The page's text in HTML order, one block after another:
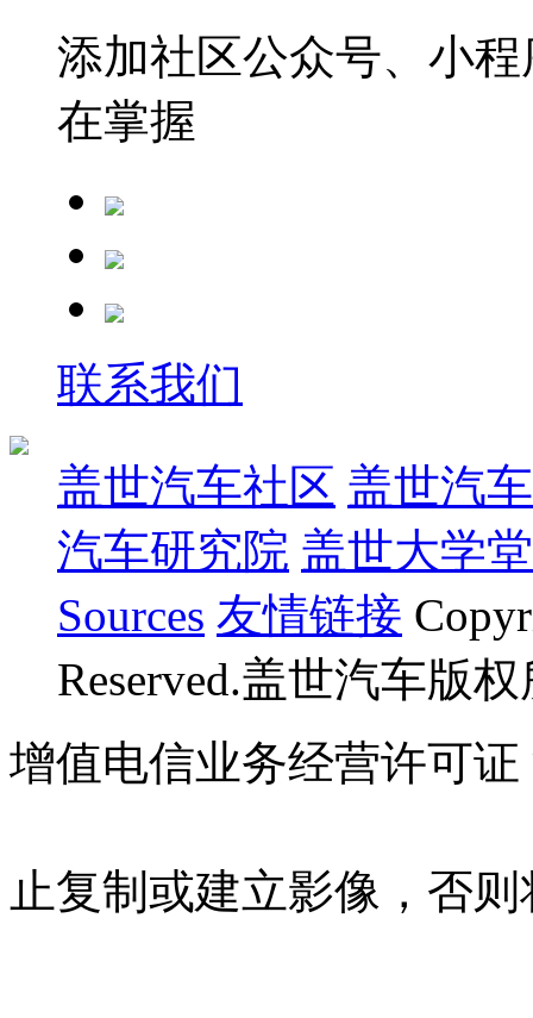
添加社区公众号、小
在掌握
联系我们
盖世汽车社区 盖世汽
汽车研究院 盖世大学堂
Sources 友情链接
Reserved.盖世汽车版
增值电信业务经营许可证
止复制或建立影像，否